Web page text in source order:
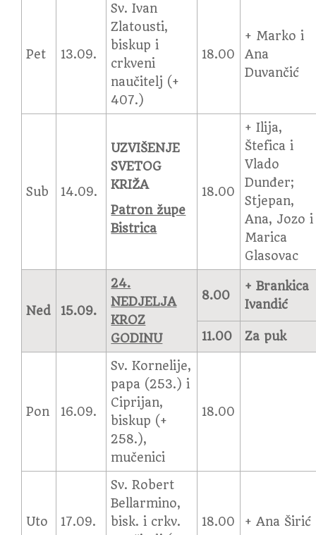
Pet 13.09.
Sv. Ivan
Zlatousti,
biskup i
crkveni
naučitelj (+
407.)
18.00
+ Marko i
Ana
Duvančić
Sub 14.09.
UZVIŠENJE
SVETOG
KRIŽA
Patron župe
Bistrica
18.00
+ Ilija,
Štefica i
Vlado
Dunđer;
Stjepan,
Ana, Jozo i
Marica
Glasovac
Ned 15.09.
24.
NEDJELJA
KROZ
GODINU
8.00
+ Brankica
Ivandić
11.00 Za puk
Pon 16.09.
Sv. Kornelije,
papa (253.) i
Ciprijan,
biskup (+
258.),
mučenici
18.00
Uto 17.09.
Sv. Robert
Bellarmino,
bisk. i crkv.
18.00 + Ana Širić